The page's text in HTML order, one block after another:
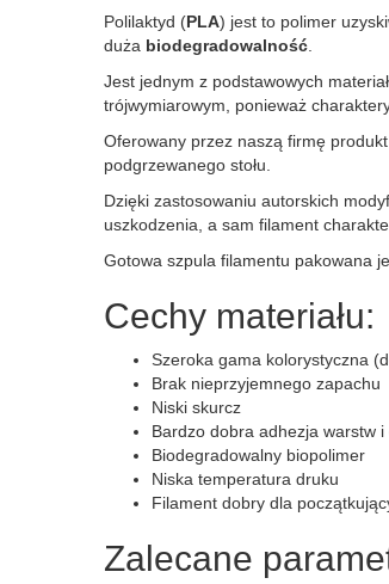
Polilaktyd (PLA) jest to polimer
duża biodegradowalność
Jest jednym z podstawowych
trójwymiarowym, ponieważ
Oferowany przez naszą firmę
podgrzewanego stołu.
Dzięki zastosowaniu autorskich
uszkodzenia, a sam filament
Gotowa szpula filamentu pakowana
Cechy materiału:
Szeroka gama kolorystyczna
Brak nieprzyjemnego zapachu
Niski skurcz
Bardzo dobra adhezja warstw
Biodegradowalny biopolimer
Niska temperatura druku
Filament dobry dla
Zalecane